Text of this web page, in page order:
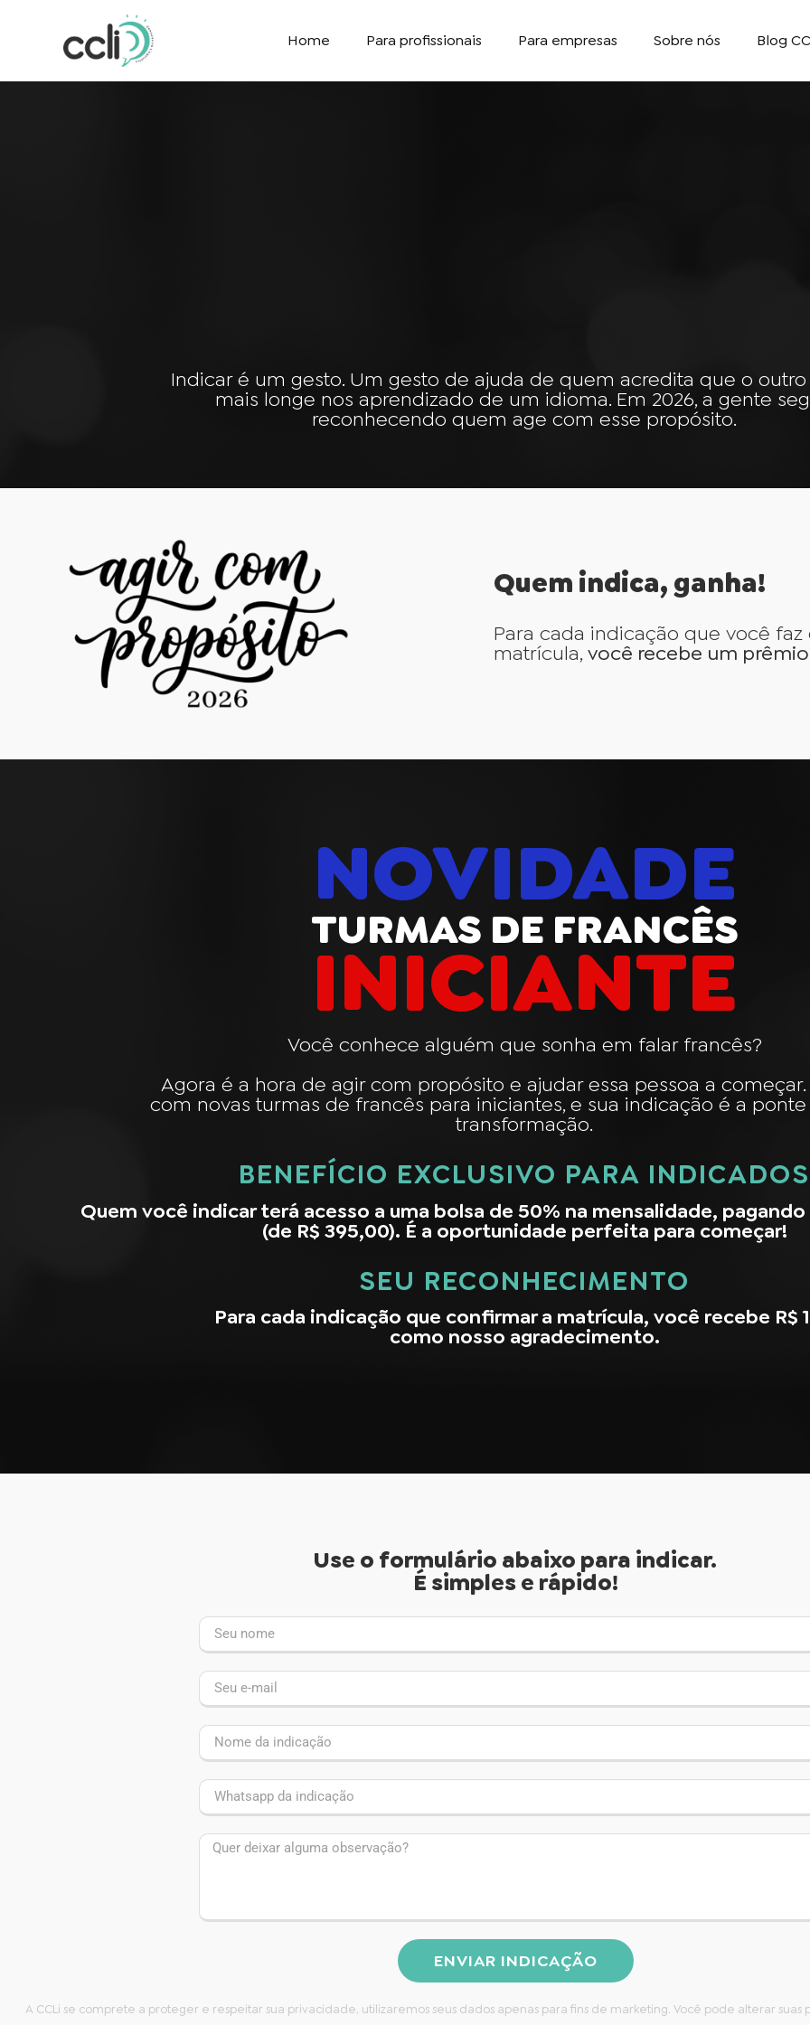
Home Para profissionais Para empresas Sobre nós Blog
Indicar é um gesto. Um gesto de ajuda de quem acredita que o
mais longe nos aprendizado de um idioma. Em 2026, a gente
reconhecendo quem age com esse propósito.
Quem indica, ganha!
Para cada indicação que você
matrícula, você recebe um prêmio
NOVIDADE
TURMAS DE FRANCÊS
INICIANTE
Você conhece alguém que sonha em falar francês?
Agora é a hora de agir com propósito e ajudar essa pessoa a começar.
com novas turmas de francês para iniciantes, e sua indicação é a ponte
transformação.
BENEFÍCIO EXCLUSIVO PARA INDICADOS
Quem você indicar terá acesso a uma bolsa de 50% na mensalidade, pagando
(de R$ 395,00). É a oportunidade perfeita para começar!
SEU RECONHECIMENTO
Para cada indicação que confirmar a matrícula, você recebe R$
como nosso agradecimento.
Use o formulário abaixo para indicar.
É simples e rápido!
ENVIAR INDICAÇÃO
A CCLi se comprete a proteger e respeitar sua privacidade, utilizaremos seus dados apenas para fins de marketing. Você pode alterar